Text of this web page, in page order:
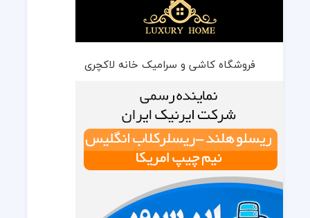
فروشگاه کاشی و سرامیک خانه لاکچری